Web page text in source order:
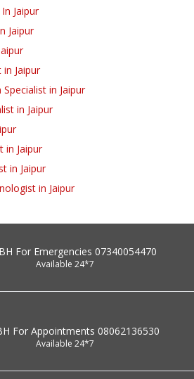
Jaipur
Jaipur
Jaipur
in Jaipur
in Jaipur
in Jaipur
in Jaipur
in Jaipur
For Emergencies 07340054470
Available 24*7
For Appointments 08062136530
Available 24*7